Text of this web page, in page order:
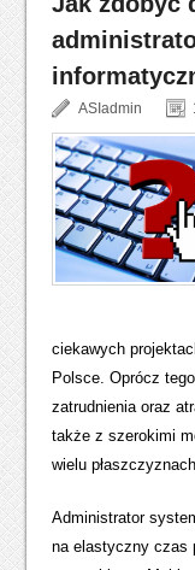
ASIadmin
ciekawych
Polsce. Oprócz
zatrudnienia oraz
także z szerokimi
wielu
Administrator
na elastyczny czas